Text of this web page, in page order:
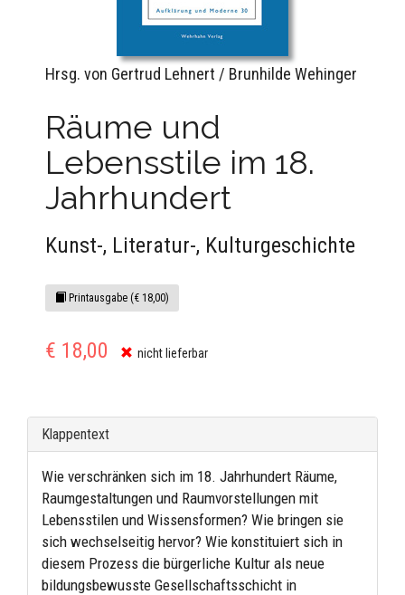
Hrsg. von Gertrud Lehnert / Brunhilde Wehinger
Räume und
Lebensstile im 18.
Jahrhundert
Kunst-, Literatur-, Kulturgeschichte
Printausgabe (€ 18,00)
€ 18,00 nicht lieferbar
Klappentext
Wie verschränken sich im 18. Jahrhundert Räume,
Raumgestaltungen und Raumvorstellungen mit
Lebensstilen und Wissensformen? Wie bringen sie
sich wechselseitig hervor? Wie konstituiert sich in
diesem Prozess die bürgerliche Kultur als neue
bildungsbewusste Gesellschaftsschicht in